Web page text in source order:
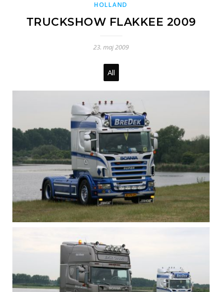
HOLLAND
TRUCKSHOW FLAKKEE 2009
23. maj 2009
All